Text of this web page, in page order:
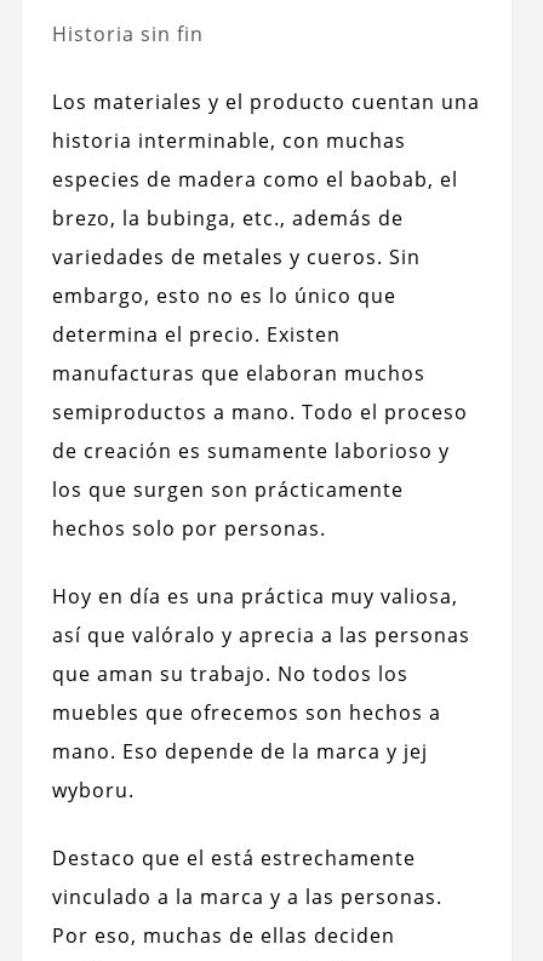
Historia sin fin
Los materiales y el producto cuentan una
historia interminable, con muchas
especies de madera como el baobab, el
brezo, la bubinga, etc., además de
variedades de metales y cueros. Sin
embargo, esto no es lo único que
determina el precio. Existen
manufacturas que elaboran muchos
semiproductos a mano. Todo el proceso
de creación es sumamente laborioso y
los que surgen son prácticamente
hechos solo por personas.
Hoy en día es una práctica muy valiosa,
así que valóralo y aprecia a las personas
que aman su trabajo. No todos los
muebles que ofrecemos son hechos a
mano. Eso depende de la marca y jej
wyboru.
Destaco que el está estrechamente
vinculado a la marca y a las personas.
Por eso, muchas de ellas deciden